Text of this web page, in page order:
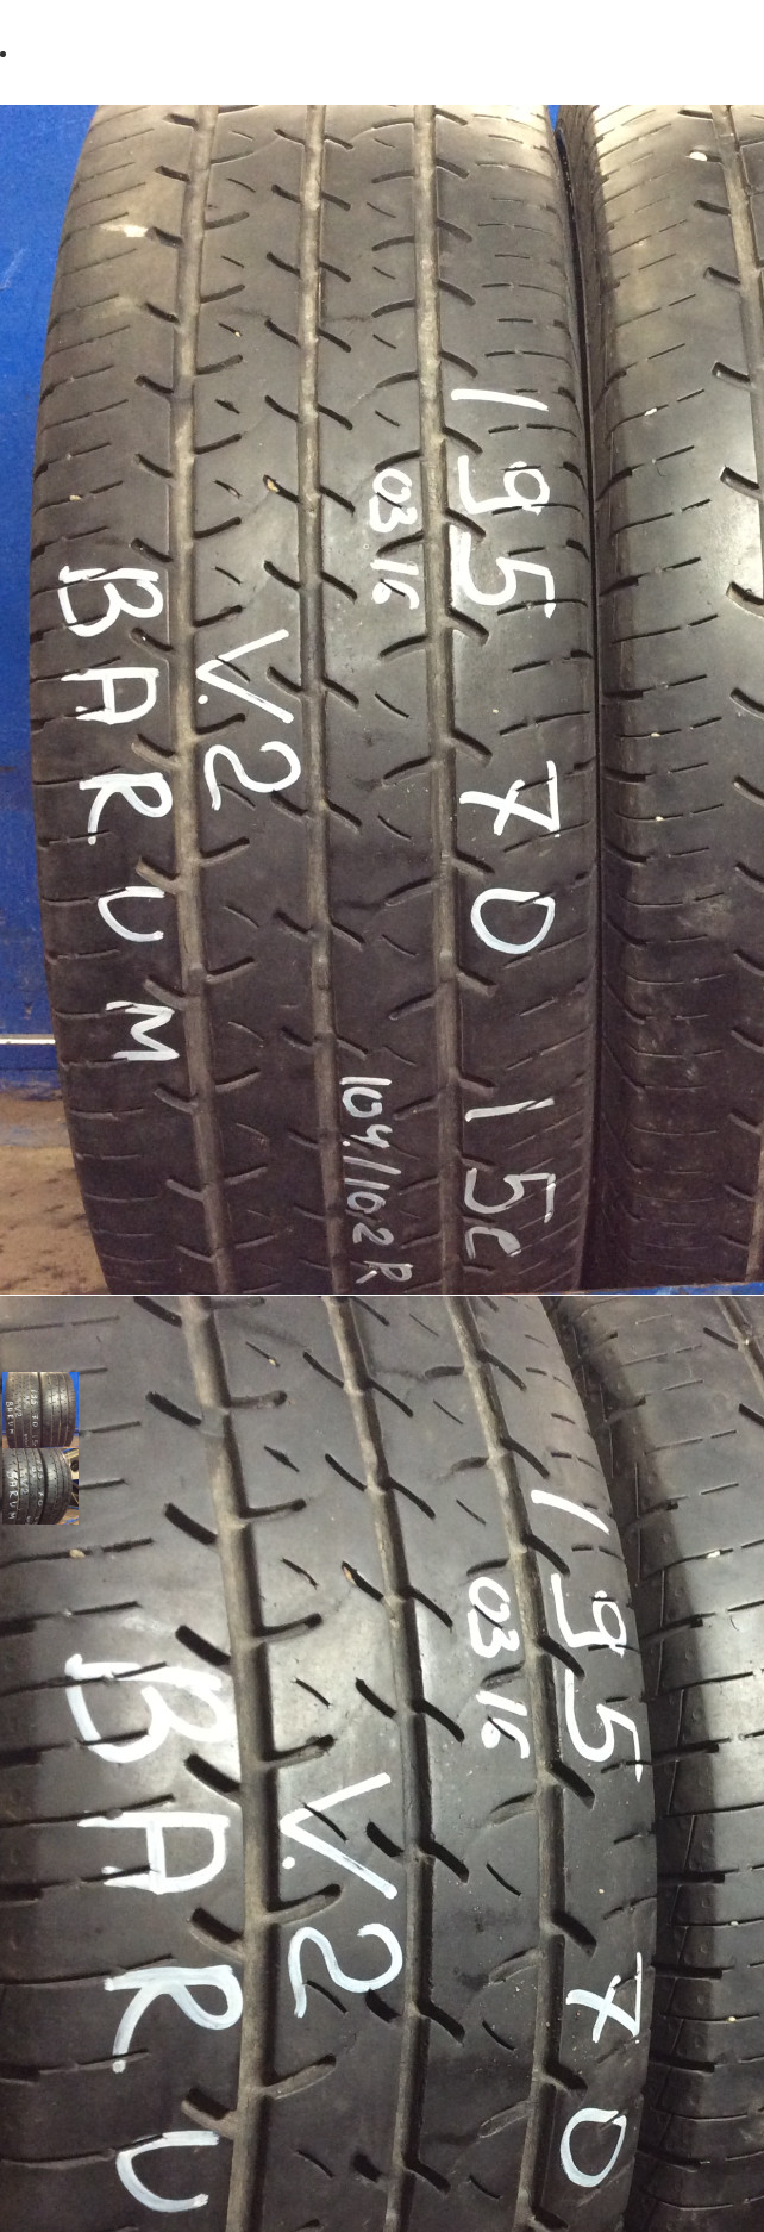
Шини Barum 195/70/15C
Сезонність
Радіус
15C
Ширина
Профіль
Залишок протектора
Бренд
Vanis 2
Кількість
Індекс швидкості
1 100 грн.